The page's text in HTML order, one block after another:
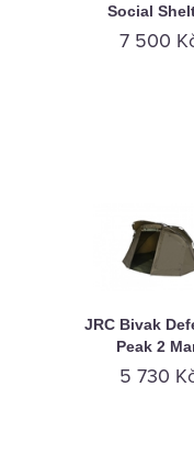
Social
7 500
JRC Bivak
Peak 2
5 730